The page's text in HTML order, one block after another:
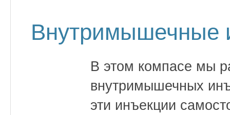
Внутримышечные
В этом компасе мы
внутримышечных
эти инъекции